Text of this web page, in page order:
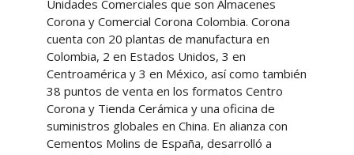
Unidades Comerciales que son Almacenes
Corona y Comercial Corona Colombia. Corona
cuenta con 20 plantas de manufactura en
Colombia, 2 en Estados Unidos, 3 en
Centroamérica y 3 en México, así como también
38 puntos de venta en los formatos Centro
Corona y Tienda Cerámica y una oficina de
suministros globales en China. En alianza con
Cementos Molins de España, desarrolló a